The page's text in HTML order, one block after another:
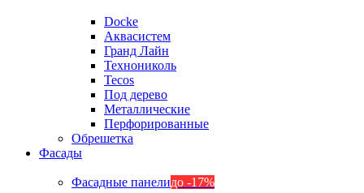
Docke
Аквасистем
Гранд Лайн
Технониколь
Tecos
Под дерево
Металлические
Перфорированные
Обрешетка
Фасады
Фасадные панелидо -17%